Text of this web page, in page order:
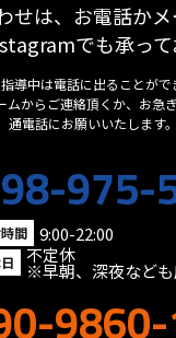
せは、お電話か
でも承って
導中は電話に出ることがで
ムからご連絡頂くか、お急
通電話にお願いいたします。
975-
間 9:00-22:00
不定休
※早朝、深夜など